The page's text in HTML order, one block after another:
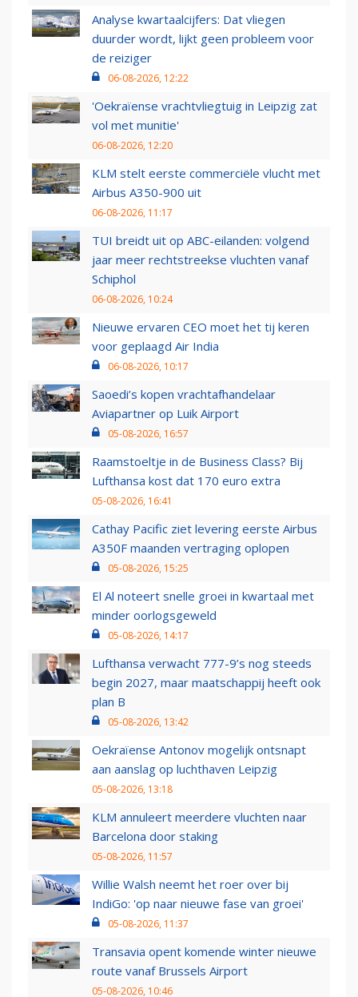
Analyse kwartaalcijfers: Dat vliegen
duurder wordt, lijkt geen probleem voor
de reiziger
06-08-2026, 12:22
'Oekraïense vrachtvliegtuig in Leipzig zat
vol met munitie'
06-08-2026, 12:20
KLM stelt eerste commerciële vlucht met
Airbus A350-900 uit
06-08-2026, 11:17
TUI breidt uit op ABC-eilanden: volgend
jaar meer rechtstreekse vluchten vanaf
Schiphol
06-08-2026, 10:24
Nieuwe ervaren CEO moet het tij keren
voor geplaagd Air India
06-08-2026, 10:17
Saoedi’s kopen vrachtafhandelaar
Aviapartner op Luik Airport
05-08-2026, 16:57
Raamstoeltje in de Business Class? Bij
Lufthansa kost dat 170 euro extra
05-08-2026, 16:41
Cathay Pacific ziet levering eerste Airbus
A350F maanden vertraging oplopen
05-08-2026, 15:25
El Al noteert snelle groei in kwartaal met
minder oorlogsgeweld
05-08-2026, 14:17
Lufthansa verwacht 777-9’s nog steeds
begin 2027, maar maatschappij heeft ook
plan B
05-08-2026, 13:42
Oekraïense Antonov mogelijk ontsnapt
aan aanslag op luchthaven Leipzig
05-08-2026, 13:18
KLM annuleert meerdere vluchten naar
Barcelona door staking
05-08-2026, 11:57
Willie Walsh neemt het roer over bij
IndiGo: 'op naar nieuwe fase van groei'
05-08-2026, 11:37
Transavia opent komende winter nieuwe
route vanaf Brussels Airport
05-08-2026, 10:46